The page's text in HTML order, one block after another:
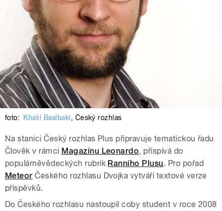
foto: Khalil Baalbaki, Český rozhlas
Na stanici Český rozhlas Plus připravuje tematickou řadu
Člověk v rámci Magazínu Leonardo, přispívá do
populárněvědeckých rubrik Ranního Plusu. Pro pořad
Meteor Českého rozhlasu Dvojka vytváří textové verze
příspěvků.
Do Českého rozhlasu nastoupil coby student v roce 2008